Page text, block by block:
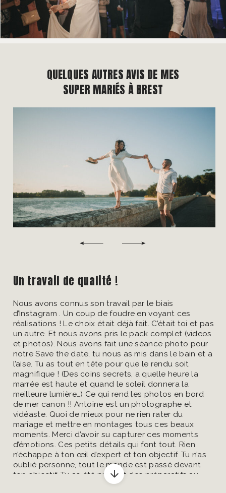
QUELQUES AUTRES AVIS DE MES
SUPER MARIÉS À BREST
Un travail de qualité !
Nous avons connus son travail par le biais
d’Instagram . Un coup de foudre en voyant ces
réalisations ! Le choix était déjà fait. C’était toi et pas
un autre. Et nous avons pris le pack complet (videos
et photos). Nous avons fait une séance photo pour
notre Save the date, tu nous as mis dans le bain et a
l’aise. Tu as tout en tête pour que le rendu soit
magnifique ! (Des coins secrets, a quelle heure la
marrée est haute et quand le soleil donnera la
meilleure lumière…) Ce qui rend les photos en bord
de mer canon !! Antoine est un photographe et
vidéaste. Quoi de mieux pour ne rien rater du
mariage et mettre en montages tous ces beaux
moments. Merci d’avoir su capturer ces moments
d’émotions. Ces petits détails qui font tout. Rien
n’échappe à ton œil d’expert et ton objectif. Tu n’as
oublié personne, tout le monde est passé devant
ton objectif. Tu as été présent des préparatifs au
début du repas, tout en étant présent mais discret